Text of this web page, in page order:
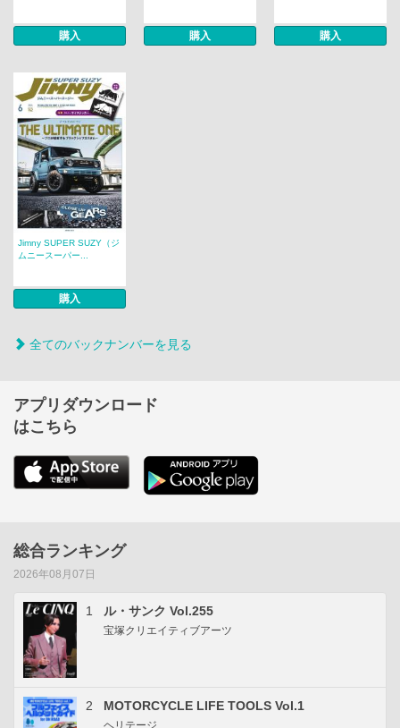
購入 購入 購入
Jimny SUPER SUZY（ジ
ムニースーパー...
購入
全てのバックナンバーを見る
アプリダウンロード
はこちら
総合ランキング
2026年08月07日
1 ル・サンク Vol.255
宝塚クリエイティブアーツ
2 MOTORCYCLE LIFE TOOLS Vol.1
ヘリテージ